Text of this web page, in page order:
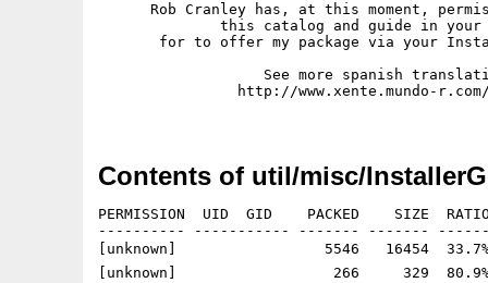
Rob Cranley has, at this moment,
this catalog and guide in your
for to offer my package via your
See more spanish
http://www.xente.mundo-
Contents of util/misc/
PERMISSION  UID  GID    PACKED    SIZE
---------- ----------- ------- -------
[unknown]                 5546   16454  33.7%
[unknown]                  266     329  80.9% -